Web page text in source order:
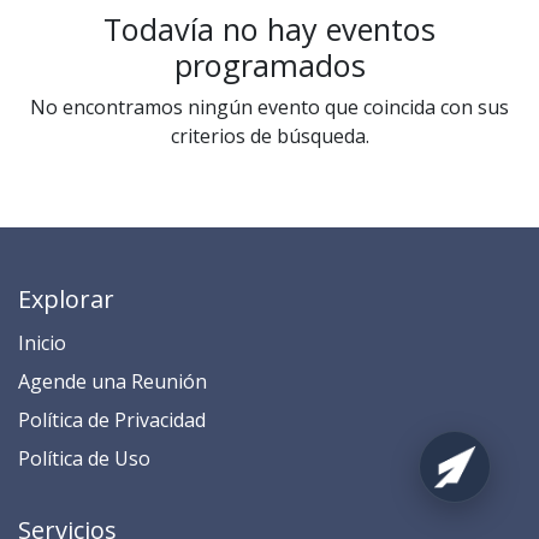
Todavía no hay eventos
programados
No encontramos ningún evento que coincida con sus
criterios de búsqueda.
Explorar
Inicio
​​​​​​​​​​​​​​​​​​​​​​​​​​​​A​gend​e ​u​na​ Reunión​
​​​​​​P​o​l​ítica de Privacidad
​​​​​​​​​​​P​o​l​í​t​ic​a​ d​e ​U​so​
Servicios